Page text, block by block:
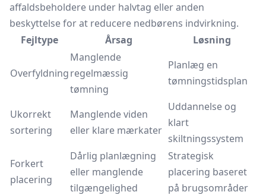
affaldsbeholdere under halvtag eller anden
beskyttelse for at reducere nedbørens indvirkning.
Fejltype
Årsag Løsning
Overfyldning
Manglende
regelmæssig
tømning
Planlæg en
tømningstidsplan
Ukorrekt
sortering
Manglende viden
eller klare mærkater
Uddannelse og
klart
skiltningssystem
Forkert
placering
Dårlig planlægning
eller manglende
tilgængelighed
Strategisk
placering baseret
på brugsområder